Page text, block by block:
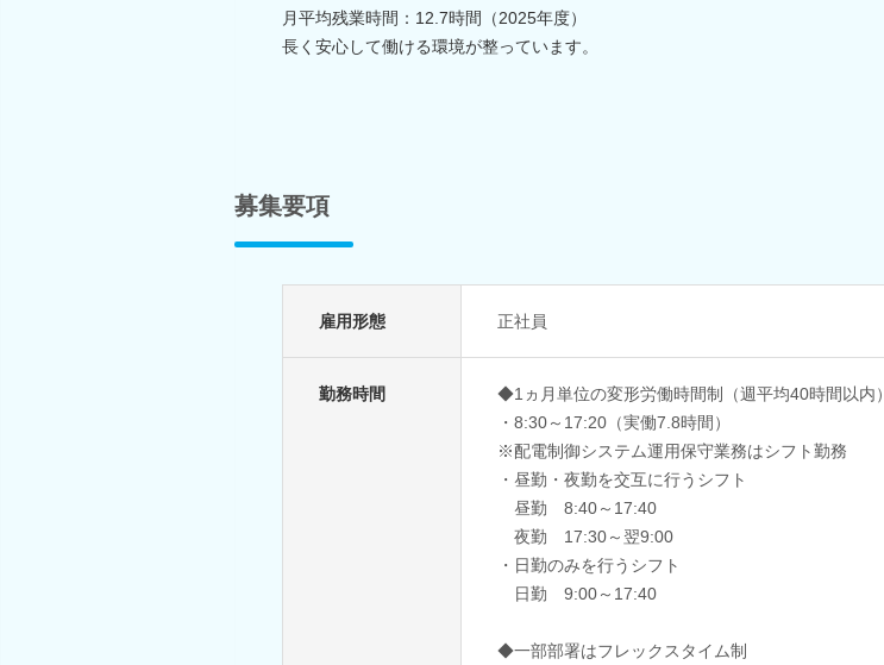
月平均残業時間：12.7時間（2025年度）
長く安心して働ける環境が整っています。
募集要項
雇用形態 正社員
勤務時間
◆1ヵ月単位の変形労働時間制（週平均40時間以内）
・8:30～17:20（実働7.8時間）
※配電制御システム運用保守業務はシフト勤務
・昼勤・夜勤を交互に行うシフト
昼勤 8:40～17:40
夜勤 17:30～翌9:00
・日勤のみを行うシフト
日勤 9:00～17:40
◆一部部署はフレックスタイム制